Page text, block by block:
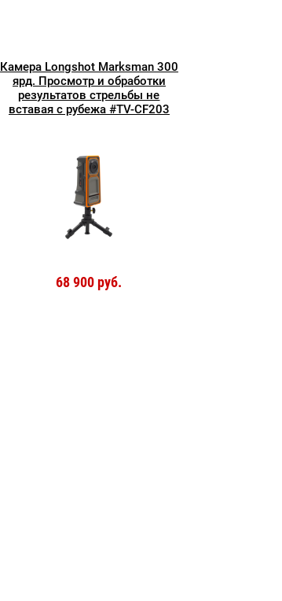
Камера Longshot Marksman 300
ярд. Просмотр и обработки
результатов стрельбы не
вставая с рубежа #TV-CF203
68 900 руб.